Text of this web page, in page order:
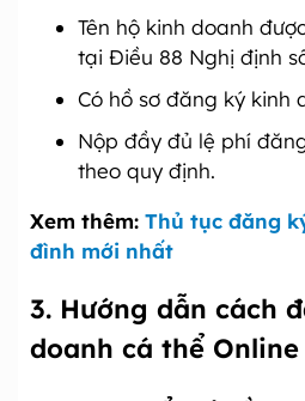
Tên hộ kinh doanh
tại Điều 88 Nghị định
Có hồ sơ đăng ký kinh
Nộp đầy đủ lệ phí
theo quy định.
Xem thêm: Thủ tục đăng
đình mới nhất
3. Hướng dẫn cách
doanh cá thể Online